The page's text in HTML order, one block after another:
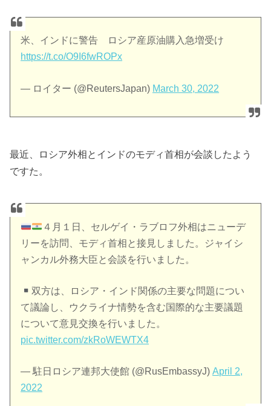
米、インドに警告 ロシア産原油購入急増受け
https://t.co/O9I6fwROPx
— ロイター (@ReutersJapan) March 30, 2022
最近、ロシア外相とインドのモディ首相が会談したよう
ですた。
４月１日、セルゲイ・ラブロフ外相はニューデ
リーを訪問、モディ首相と接見しました。ジャイシ
ャンカル外務大臣と会談を行いました。
双方は、ロシア・インド関係の主要な問題につい
て議論し、ウクライナ情勢を含む国際的な主要議題
について意見交換を行いました。
pic.twitter.com/zkRoWEWTX4
— 駐日ロシア連邦大使館 (@RusEmbassyJ)April 2,
2022